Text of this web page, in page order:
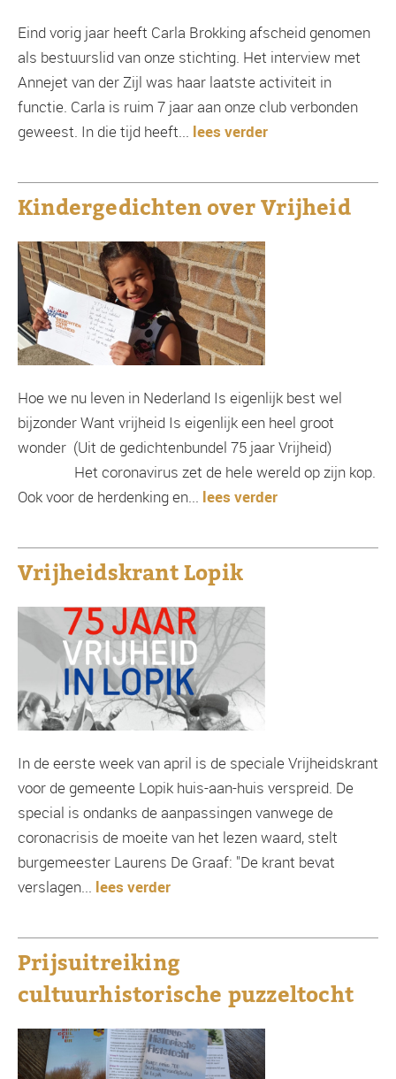
Eind vorig jaar heeft Carla Brokking afscheid genomen
als bestuurslid van onze stichting. Het interview met
Annejet van der Zijl was haar laatste activiteit in
functie. Carla is ruim 7 jaar aan onze club verbonden
geweest. In die tijd heeft... lees verder
Kindergedichten over Vrijheid
Hoe we nu leven in Nederland Is eigenlijk best wel
bijzonder Want vrijheid Is eigenlijk een heel groot
wonder (Uit de gedichtenbundel 75 jaar Vrijheid)
Het coronavirus zet de hele wereld op zijn kop.
Ook voor de herdenking en... lees verder
Vrijheidskrant Lopik
In de eerste week van april is de speciale Vrijheidskrant
voor de gemeente Lopik huis-aan-huis verspreid. De
special is ondanks de aanpassingen vanwege de
coronacrisis de moeite van het lezen waard, stelt
burgemeester Laurens De Graaf: "De krant bevat
verslagen... lees verder
Prijsuitreiking
cultuurhistorische puzzeltocht